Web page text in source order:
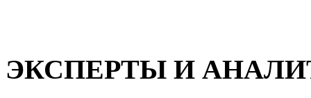
ЭКСПЕРТЫ И